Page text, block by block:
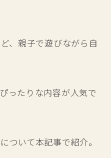
、親子で遊びながら自
ったりな内容が人気で
ついて本記事で紹介。